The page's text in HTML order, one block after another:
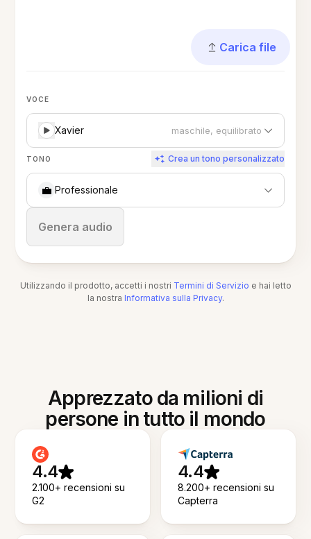
Carica file
VOCE
Xavier maschile, equilibrato
TONO Crea un tono personalizzato
💼 Professionale
Genera audio
Ferma
Utilizzando il prodotto, accetti i nostri Termini di Servizio e hai letto
la nostra Informativa sulla Privacy.
Apprezzato da milioni di
persone in tutto il mondo
4.4
2.100+ recensioni su
G2
4.4
8.200+ recensioni su
Capterra